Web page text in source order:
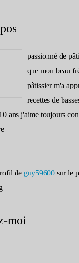
passionné de
que mon beau
pâtissier m'a
recettes de
ans j'aime toujours
de guy59600 sur le
moi